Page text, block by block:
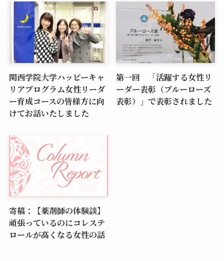
関西学院大学ハッピーキャ
リアプログラム女性リーダ
ー育成コースの皆様方に向
けてお話いたしました
第一回 「活躍する女性リ
ーダー表彰（ブルーローズ
表彰）」で表彰されました
寄稿：【薬剤師の体験談】
頑張っているのにコレステ
ロールが高くなる女性の話